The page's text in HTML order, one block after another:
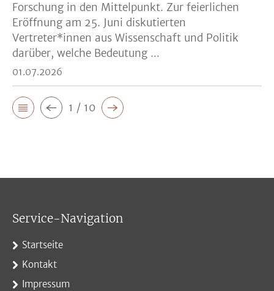
Forschung in den Mittelpunkt. Zur feierlichen
Eröffnung am 25. Juni diskutierten
Vertreter*innen aus Wissenschaft und Politik
darüber, welche Bedeutung ...
01.07.2026
1 / 10
Service-Navigation
Startseite
Kontakt
Impressum